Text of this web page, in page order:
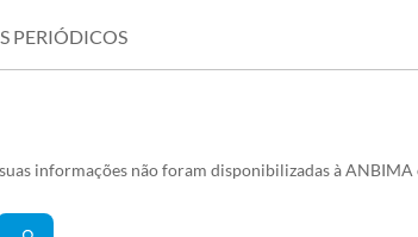
PERIÓDICOS
informações não foram disponibilizadas à ANBIMA